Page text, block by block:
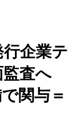
企業テ
監査へ
関与＝